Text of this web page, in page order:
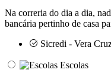
Na correria do dia a dia,
bancária pertinho de casa
Sicredi - Vera
Escolas